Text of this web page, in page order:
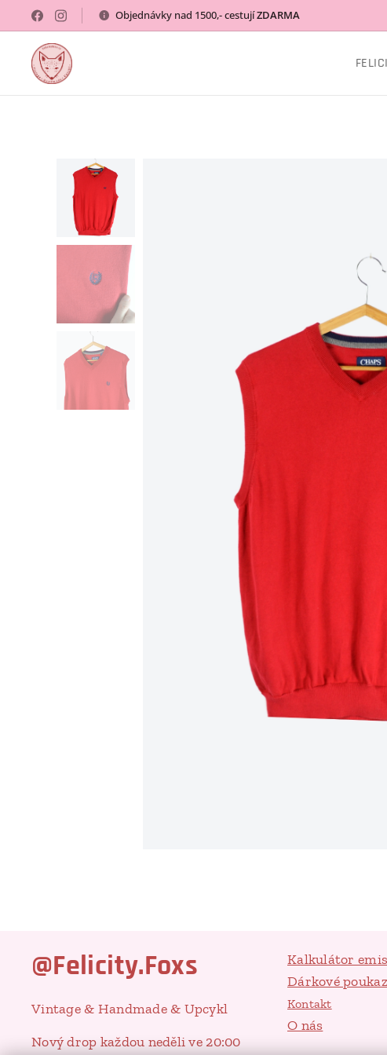
Objednávky nad 1500,- cestujíZDARMA
@Felicity.Foxs
Vintage & Handmade & Upcykl
Nový drop každou neděli ve 20:00
Kalkulátor
Dárkové
Kontakt
O nás